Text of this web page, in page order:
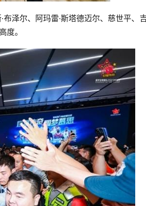
泽尔、阿玛雷·斯塔德迈尔、慈世平、
度。